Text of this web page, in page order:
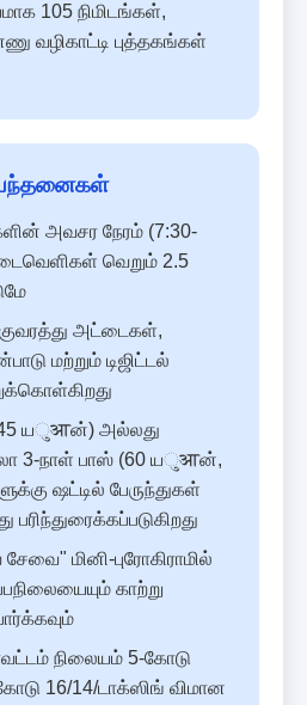
105 நிமிடங்கள்,
வழிகாட்டி புத்தகங்கள்
அவசர நேரம் (7:30-
வெறும் 2.5
அட்டைகள்,
மற்றும் டிஜிட்டல்
யुआன்) அல்லது
3-நாள் பாஸ் (60 யुआன்,
ஷட்டில் பேருந்துகள்
பரிந்துரைக்கப்படுகிறது
மினி-புரோகிராமில்
காற்று
நிலையம் 5-கோடு
16/14/டாக்ஸிங் விமான